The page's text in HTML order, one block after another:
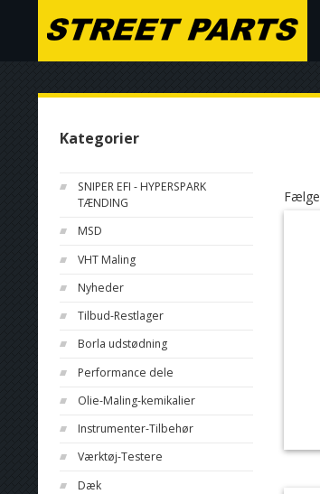
Kategorier
SNIPER EFI - HYPERSPARK
TÆNDING
MSD
VHT Maling
Nyheder
Tilbud-Restlager
Borla udstødning
Performance dele
Olie-Maling-kemikalier
Instrumenter-Tilbehør
Værktøj-Testere
Dæk
Fælge